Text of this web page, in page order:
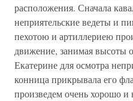
расположения. Сначала
неприятельские ведеты и
пехотою и артиллериею
движение, занимая высоты
Екатерине для осмотра
конница прикрывала его
произведем очень хорошо